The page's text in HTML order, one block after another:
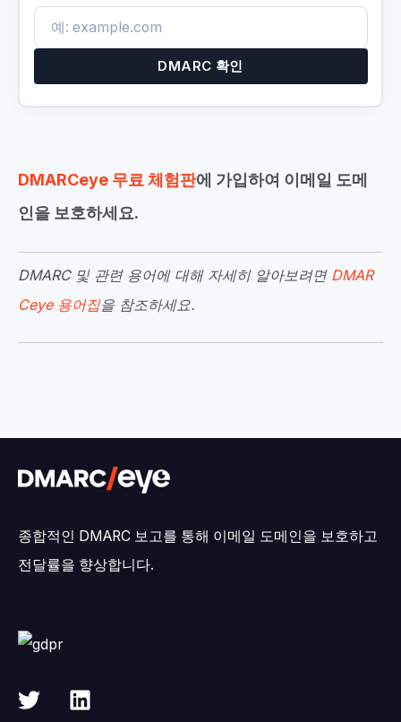
DMARC 확인
DMARCeye 무료 체험판에 가입하여 이메일 도메
인을 보호하세요.
DMARC 및 관련 용어에 대해 자세히 알아보려면 DMAR
Ceye 용어집을 참조하세요.
종합적인 DMARC 보고를 통해 이메일 도메인을 보호하고
전달률을 향상합니다.